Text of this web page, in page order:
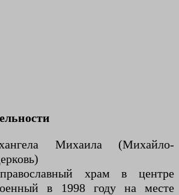
Михаила (Михайло-
храм в центре
в 1998 году на месте